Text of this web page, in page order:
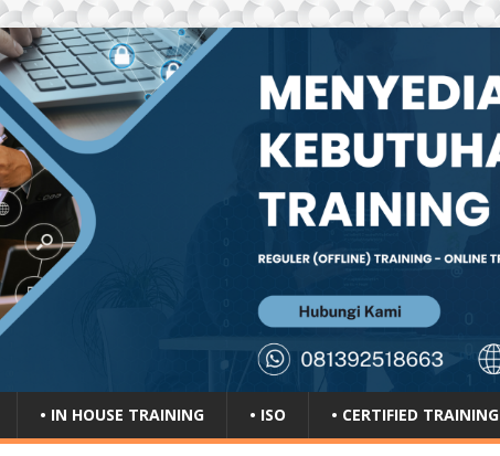
• IN HOUSE TRAINING • ISO • CERTIFIED TRAINING